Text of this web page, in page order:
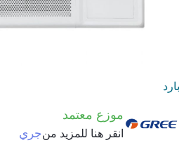
بارد
موزع معتمد
انقر هنا للمزيد منجري